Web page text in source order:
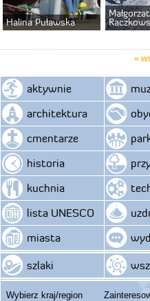
Halina Puławska
»
aktywnie
architektura
cmentarze
historia
kuchnia
lista UNESCO
miasta
szlaki
Wybierz kraj/region